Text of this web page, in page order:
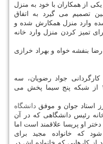
از همکاران با خود به منزل
تصمیم می گیرد به اتفاق
وارد منزل همکارش شده و
تمیز کردن منزل وارد خانه
بنفشه خواه و بهراد خرازی
کارگردانی جواد رضویان، سه
شنبه (۹ اردیبهشت ماه) ساعت ۱۱ از شبکه پنج سیما پخش می
استاد جوان و موفق دانشگاه
رئیس دانشگاهی که در آن
او پریسا علاقمند است اما
که خانواده مجید برای
از کارهایی که خانواده اش در